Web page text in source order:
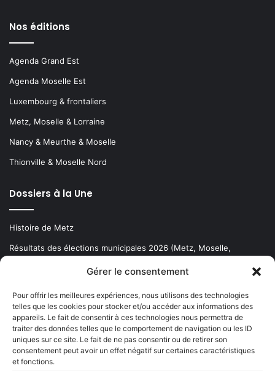
Gérer le consentement
Pour offrir les meilleures expériences, nous utilisons des technologies
telles que les cookies pour stocker et/ou accéder aux informations des
appareils. Le fait de consentir à ces technologies nous permettra de
traiter des données telles que le comportement de navigation ou les ID
uniques sur ce site. Le fait de ne pas consentir ou de retirer son
consentement peut avoir un effet négatif sur certaines caractéristiques
et fonctions.
Nos éditions
Agenda Grand Est
Agenda Moselle Est
Luxembourg & frontaliers
Metz, Moselle & Lorraine
Nancy & Meurthe & Moselle
Thionville & Moselle Nord
Dossiers à la Une
Histoire de Metz
Résultats des élections municipales 2026 (Metz, Moselle,
Newsletter gratuite